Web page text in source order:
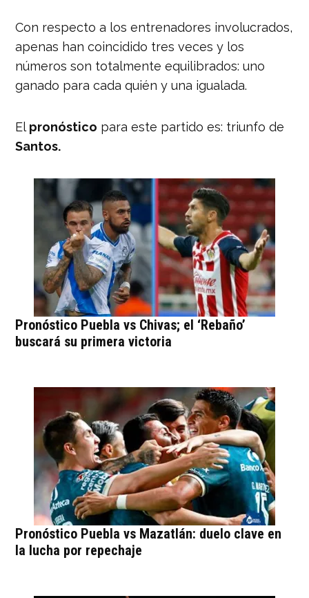
Con respecto a los entrenadores involucrados,
apenas han coincidido tres veces y los
números son totalmente equilibrados: uno
ganado para cada quién y una igualada.
Elpronóstico para este partido es: triunfo de
Santos.
Pronóstico Puebla vs Chivas; el ‘Rebaño’
buscará su primera victoria
Pronóstico Puebla vs Mazatlán: duelo clave en
la lucha por repechaje